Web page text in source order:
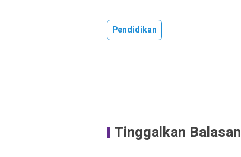
Pendidikan
Tinggalkan Balasan